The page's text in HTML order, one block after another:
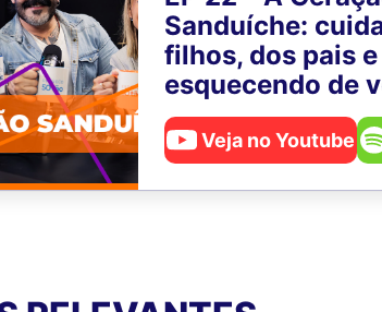
Sanduíche:
filhos, dos pais e
esquecendo de
Veja no Youtube